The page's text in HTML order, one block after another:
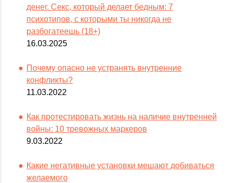
денег. Секс, который делает бедным: 7
психотипов, с которыми ты никогда не
разбогатеешь (18+)
16.03.2025
Почему опасно не устранять внутренние
конфликты?
11.03.2022
Как протестировать жизнь на наличие внутренней
войны: 10 тревожных маркеров
9.03.2022
Какие негативные установки мешают добиваться
желаемого